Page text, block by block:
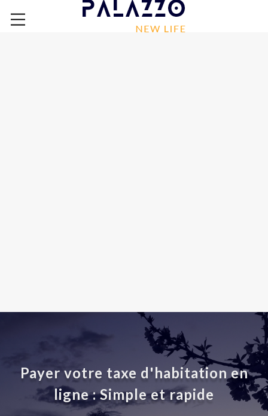
Payer votre taxe d'habitation en
ligne : Simple et rapide